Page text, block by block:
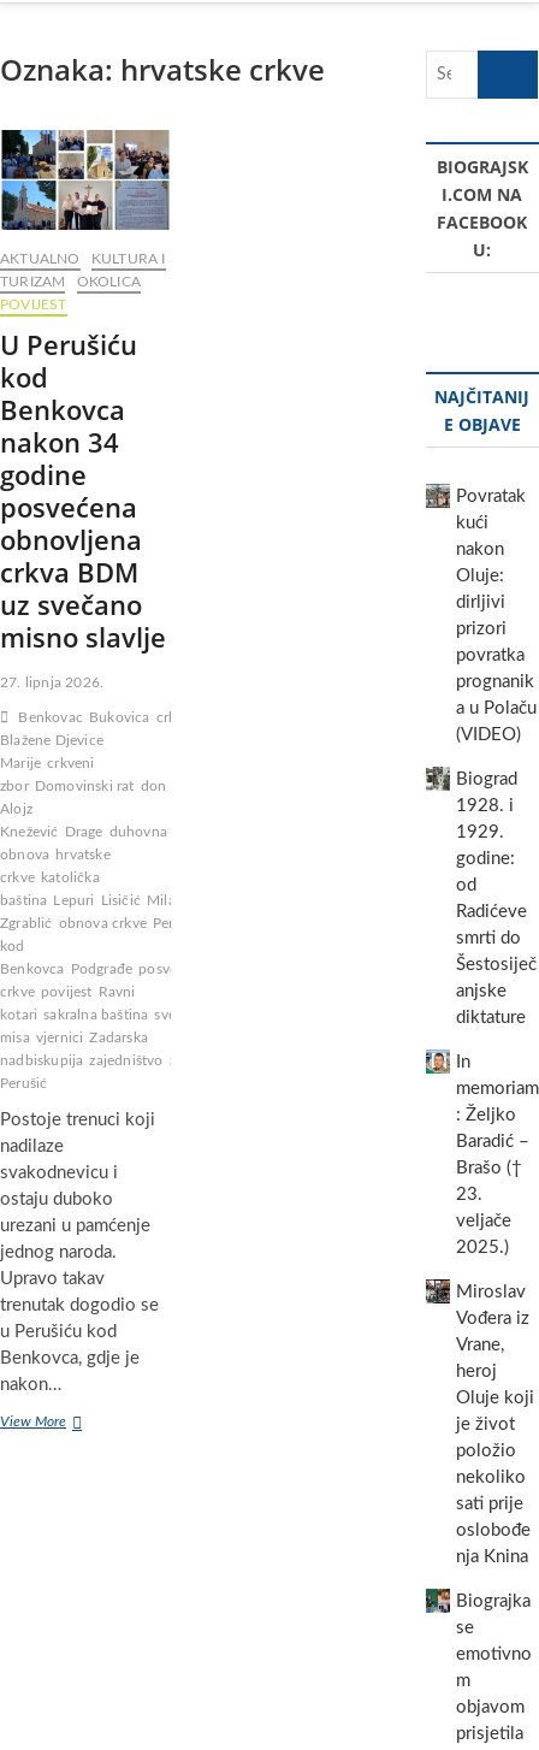
Oznaka: hrvatske crkve
AKTUALNO
KULTURA I
TURIZAM
OKOLICA
POVIJEST
U Perušiću
kod
Benkovca
nakon 34
godine
posvećena
obnovljena
crkva BDM
uz svečano
misno slavlje
27. lipnja 2026.
Benkovac Bukovica crkva
Blažene Djevice
Marije crkveni
zbor Domovinski rat don
Alojz
Knežević
Drage duhovna
obnova
hrvatske
crkve katolička
baština Lepuri Lisičić Milan
Zgrablić obnova crkve Perušić
kod
Benkovca
Podgrađe posveta
crkve povijest Ravni
kotari sakralna baština sveta
misa vjernici Zadarska
nadbiskupija zajedništvo župa
Perušić
Postoje trenuci koji
nadilaze
svakodnevicu i
ostaju duboko
urezani u pamćenje
jednog naroda.
Upravo takav
trenutak dogodio se
u Perušiću kod
Benkovca, gdje je
nakon…
View MoreU
BIOGRAJSK
I.COM NA
FACEBOOK
U:
NAJČITANIJ
E OBJAVE
Povratak
kući
nakon
Oluje:
dirljivi
prizori
povratka
prognanik
a u Polaču
(VIDEO)
Biograd
1928. i
1929.
godine:
od
Radićeve
smrti do
Šestosiječ
anjske
diktature
In
memoriam
: Željko
Baradić –
Brašo (†
23.
veljače
2025.)
Miroslav
Vođera iz
Vrane,
heroj
Oluje koji
je život
položio
nekoliko
sati prije
oslobođe
nja Knina
Biograjka
se
emotivno
m
objavom
prisjetila